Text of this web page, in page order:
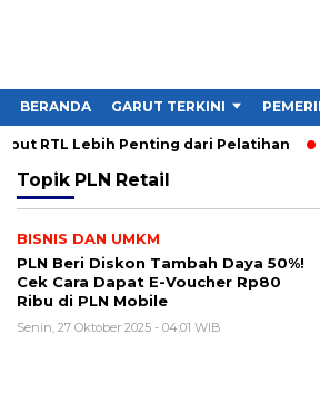
BERANDA GARUT TERKINI
RTL Lebih Penting dari Pelatihan
Topik PLN Retail
BISNIS DAN UMKM
PLN Beri Diskon Tambah Daya 50%!
Cek Cara Dapat E-Voucher Rp80
Ribu di PLN Mobile
Senin, 27 Oktober 2025 - 04:01 WIB